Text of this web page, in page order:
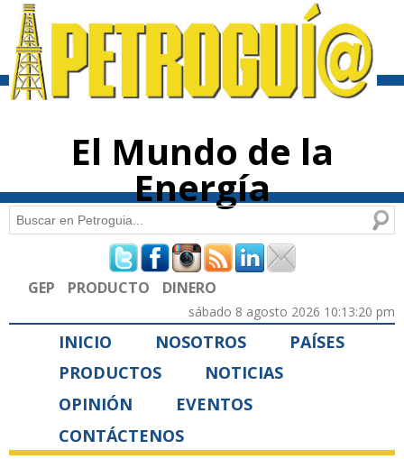
contenido
El Mundo de la
Energía
Formulario de búsqueda
Buscar
GEP PRODUCTO DINERO
sábado 8 agosto 2026 10:13:20 pm
INICIO NOSOTROS
PAÍSES
PRODUCTOS
NOTICIAS
OPINIÓN
EVENTOS
CONTÁCTENOS